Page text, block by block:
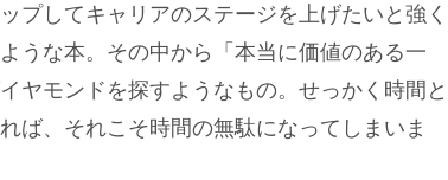
プしてキャリアのステージを上げたいと強く
うな本。その中から「本当に価値のある一
ヤモンドを探すようなもの。せっかく時間と
ば、それこそ時間の無駄になってしまいま